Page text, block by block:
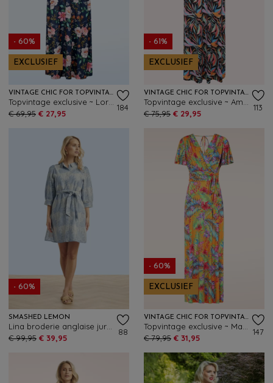
- 60%
EXCLUSIEF
VINTAGE CHIC FOR TOPVINTAGE
€ 69,95 € 27,95
184
- 61%
EXCLUSIEF
VINTAGE CHIC FOR TOPVINTAGE
€ 75,95 € 29,95
113
- 60%
SMASHED LEMON
€ 99,95 € 39,95
88
- 60%
EXCLUSIEF
VINTAGE CHIC FOR TOPVINTAGE
€ 79,95 € 31,95
147